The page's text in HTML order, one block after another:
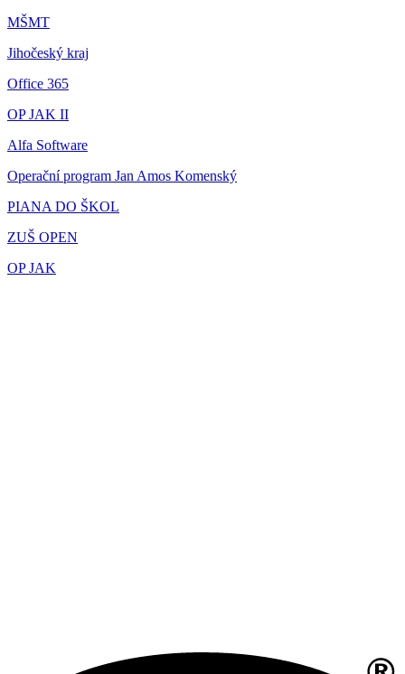
MŠMT
Jihočeský kraj
Office 365
OP JAK II
Alfa Software
Operační program Jan Amos Komenský
PIANA DO ŠKOL
ZUŠ OPEN
OP JAK